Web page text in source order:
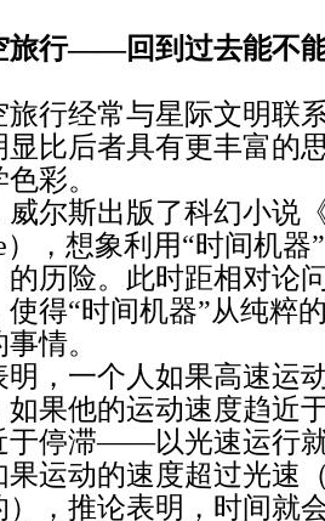
旅行——回到过去能不
经常与星际文明联
显比后者具有更丰富的
彩。
尔斯出版了科幻小说
），想象利用“时间机器
的历险。此时距相对论
得“时间机器”从纯粹
情。
一个人如果高速运
如果他的运动速度趋近
于停滞——以光速运行
果运动的速度超过光速
），推论表明，时间就